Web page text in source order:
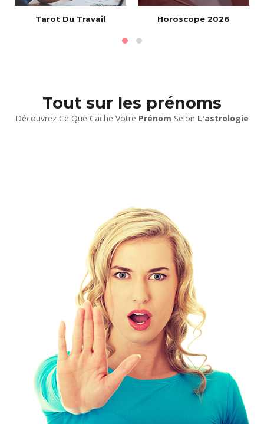
Tarot Du Travail Horoscope 2026
Tout sur les prénoms
Découvrez Ce Que Cache Votre Prénom Selon L'astrologie